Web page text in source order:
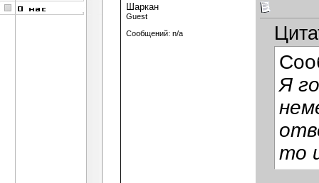
Шаркан
Guest
Сообщений: n/a
Я
то